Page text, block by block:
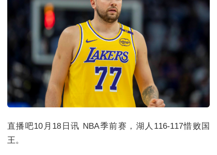
直播吧10月18日讯 NBA季前赛，湖人116-117惜败国
王。